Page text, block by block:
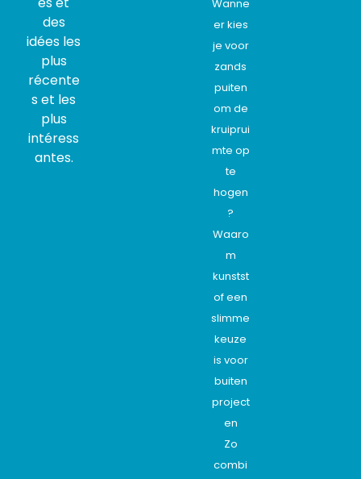
des
idées les
plus
récente
s et les
plus
intéress
antes.
Wanne
er kies
je voor
zands
puiten
om de
kruiprui
mte op
te
hogen
?
Waaro
m
kunstst
of een
slimme
keuze
is voor
buiten
project
en
Zo
combi